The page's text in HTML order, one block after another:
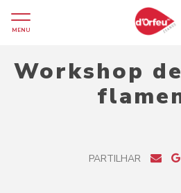
MENU
Workshop
PARTILHAR